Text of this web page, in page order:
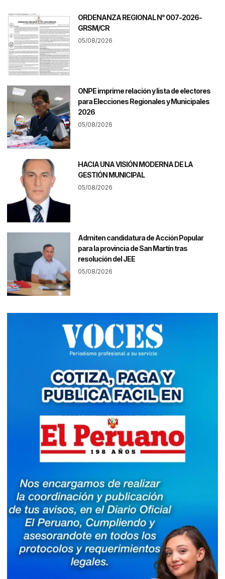
ORDENANZA REGIONAL N° 007-2026-
GRSM/CR
05/08/2026
ONPE imprime relación y lista de electores
para Elecciones Regionales y Municipales
2026
05/08/2026
HACIA UNA VISIÓN MODERNA DE LA
GESTIÓN MUNICIPAL
05/08/2026
Admiten candidatura de Acción Popular
para la provincia de San Martín tras
resolución del JEE
05/08/2026